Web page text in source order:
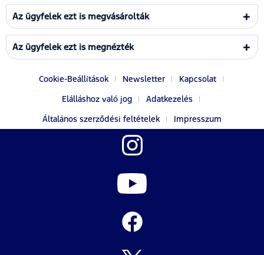
Az ügyfelek ezt is megvásárolták
Az ügyfelek ezt is megnézték
Cookie-Beállítások Newsletter
Kapcsolat
Elálláshoz való jog
Adatkezelés
Általános szerződési feltételek
Impresszum